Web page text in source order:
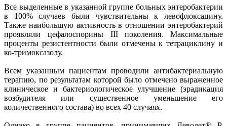
Все выделенные в указанной группе больных энтеробактерии
в 100% случаев были чувствительны к левофлоксацину.
Также наибольшую активность в отношении энтеробактерий
проявляли цефалоспорины III поколения. Максимальные
проценты резистентности были отмечены к тетрациклину и
ко-тримоксазолу.
Всем указанным пациентам проводили антибактериальную
терапию, по результатам которой было отмечено выраженное
клиническое и бактериологическое улучшение (эрадикация
возбудителя или существенное уменьшение его
количественного состава) во всех 40 случаях.